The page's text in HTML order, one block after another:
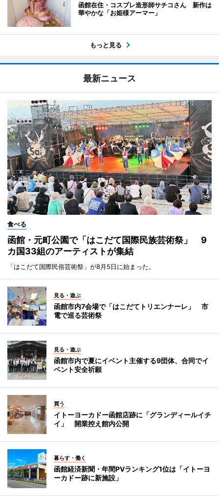
函館在住・コスプレ造形師サチコさん 新作は
華やかな「お姫様アーマー」
もっと見る
最新ニュース
食べる
函館・元町公園で「はこだて国際民族芸術祭」 9
カ国33組のアーティストが集結
「はこだて国際民俗芸術祭」が8月5日に始まった。
見る・遊ぶ
函館市内7会場で「はこだてトリエンナーレ」 市
電で巡る芸術祭
見る・遊ぶ
函館市内で夏にイベント主催する9団体、合同でイ
ベント安全祈願
買う
イトーヨーカドー函館店跡に「グランディールイチ
イ」 開業控え館内公開
暮らす・働く
函館経済新聞・年間PVランキング1位は「イトーヨ
ーカドー跡に新施設」